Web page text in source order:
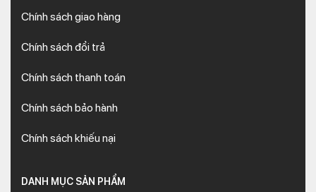
Chính sách giao hàng
Chính sách đổi trả
Chính sách thanh toán
Chính sách bảo hành
Chính sách khiếu nại
DANH MỤC SẢN PHẨM